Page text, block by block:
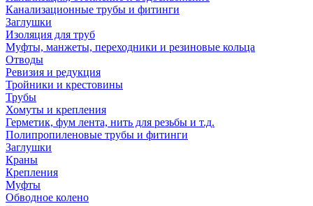
Канализационные трубы и фитинги
Заглушки
Изоляция для труб
Муфты, манжеты, переходники и резиновые кольца
Отводы
Ревизия и редукция
Тройники и крестовины
Трубы
Хомуты и крепления
Герметик, фум лента, нить для резьбы и т.д.
Полипропиленовые трубы и фитинги
Заглушки
Краны
Крепления
Муфты
Обводное колено